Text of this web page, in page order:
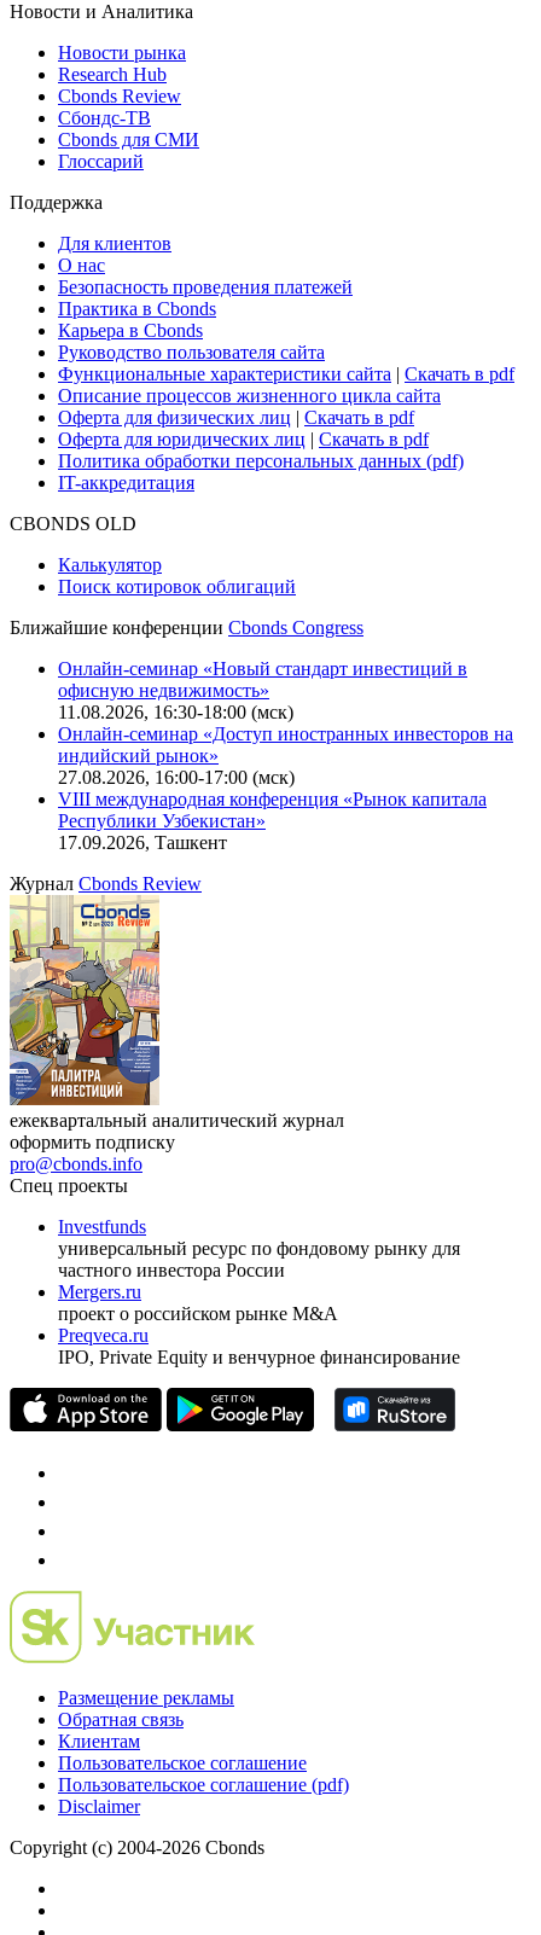
Новости и Аналитика
Новости рынка
Research Hub
Cbonds Review
Сбондс-ТВ
Cbonds для СМИ
Глоссарий
Поддержка
Для клиентов
О нас
Безопасность проведения платежей
Практика в Cbonds
Карьера в Cbonds
Руководство пользователя сайта
Функциональные характеристики сайта | Скачать в pdf
Описание процессов жизненного цикла сайта
Оферта для физических лиц | Скачать в pdf
Оферта для юридических лиц | Скачать в pdf
Политика обработки персональных данных (pdf)
IT-аккредитация
CBONDS OLD
Калькулятор
Поиск котировок облигаций
Ближайшие конференции Cbonds Congress
Онлайн-семинар «Новый стандарт инвестиций в
офисную недвижимость»
11.08.2026, 16:30-18:00 (мск)
Онлайн-семинар «Доступ иностранных инвесторов на
индийский рынок»
27.08.2026, 16:00-17:00 (мск)
VIII международная конференция «Рынок капитала
Республики Узбекистан»
17.09.2026, Ташкент
Журнал Cbonds Review
ежеквартальный аналитический журнал
оформить подписку
pro@cbonds.info
Спец проекты
Investfunds
универсальный ресурс по фондовому рынку для
частного инвестора России
Mergers.ru
проект о российском рынке M&A
Preqveca.ru
IPO, Private Equity и венчурное финансирование
Размещение рекламы
Обратная связь
Клиентам
Пользовательское соглашение
Пользовательское соглашение (pdf)
Disclaimer
Copyright (c) 2004-2026 Cbonds